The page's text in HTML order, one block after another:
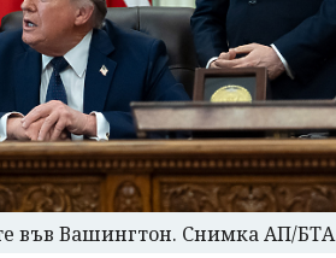
във Вашингтон. Снимка АП/БТА